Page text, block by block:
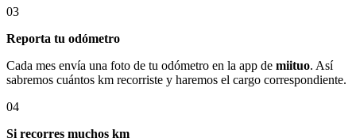
03
Reporta tu odómetro
Cada mes envía una foto de tu odómetro en la app de miituo. Así
sabremos cuántos km recorriste y haremos el cargo correspondiente.
04
Si recorres muchos km